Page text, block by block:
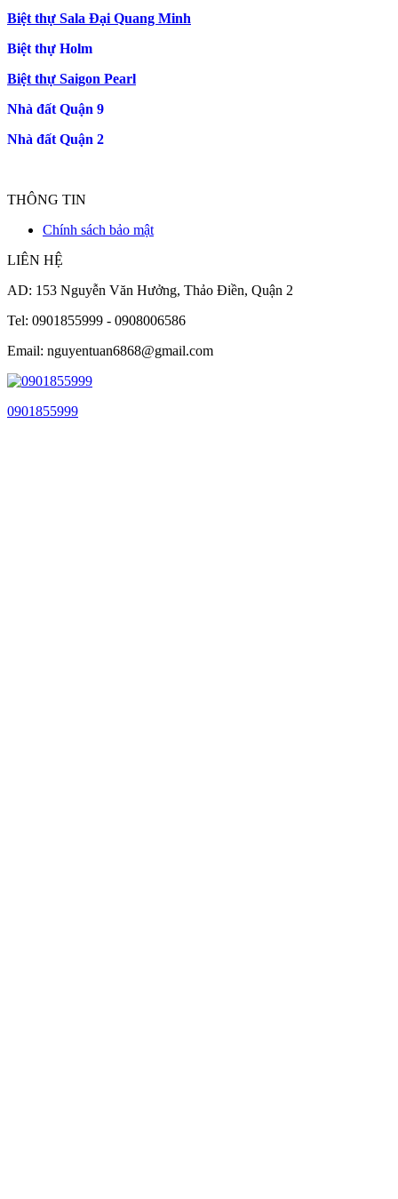
Biệt thự Sala Đại Quang Minh
Biệt thự Holm
Biệt thự Saigon Pearl
Nhà đất Quận 9
Nhà đất Quận 2
THÔNG TIN
Chính sách bảo mật
LIÊN HỆ
AD: 153 Nguyễn Văn Hưởng, Thảo Điền, Quận 2
Tel: 0901855999 - 0908006586
Email: nguyentuan6868@gmail.com
0901855999